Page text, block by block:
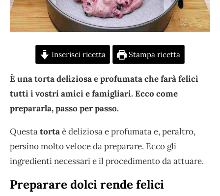
Inserisci ricetta Stampa ricetta
È una torta deliziosa e profumata che farà felici
tutti i vostri amici e famigliari. Ecco come
prepararla, passo per passo.
Questatortaè deliziosa e profumata e, peraltro,
persino molto veloce da preparare. Ecco gli
ingredienti necessari e il procedimento da attuare.
Preparare dolci rende felici